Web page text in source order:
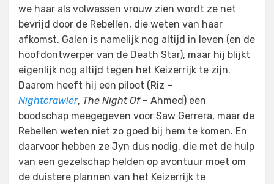
we haar als volwassen vrouw zien wordt ze net
bevrijd door de Rebellen, die weten van haar
afkomst. Galen is namelijk nog altijd in leven (en de
hoofdontwerper van de Death Star), maar hij blijkt
eigenlijk nog altijd tegen het Keizerrijk te zijn.
Daarom heeft hij een piloot (Riz –
Nightcrawler, The Night Of– Ahmed) een
boodschap meegegeven voor Saw Gerrera, maar de
Rebellen weten niet zo goed bij hem te komen. En
daarvoor hebben ze Jyn dus nodig, die met de hulp
van een gezelschap helden op avontuur moet om
de duistere plannen van het Keizerrijk te